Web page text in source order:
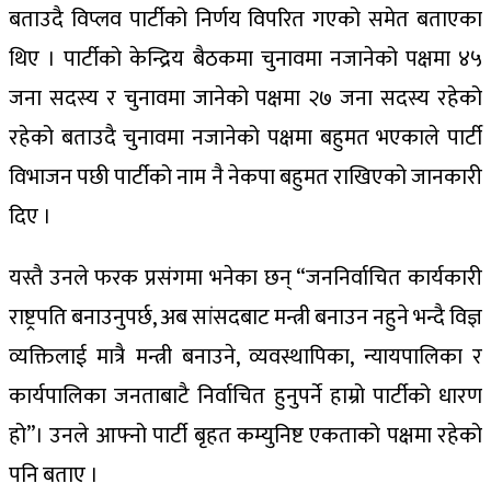
बताउदै विप्लव पार्टीको निर्णय विपरित गएको समेत बताएका
थिए । पार्टीको केन्द्रिय बैठकमा चुनावमा नजानेको पक्षमा ४५
जना सदस्य र चुनावमा जानेको पक्षमा २७ जना सदस्य रहेको
रहेको बताउदै चुनावमा नजानेको पक्षमा बहुमत भएकाले पार्टी
विभाजन पछी पार्टीको नाम नै नेकपा बहुमत राखिएको जानकारी
दिए ।
यस्तै उनले फरक प्रसंगमा भनेका छन् “जननिर्वाचित कार्यकारी
राष्ट्रपति बनाउनुपर्छ, अब सांसदबाट मन्त्री बनाउन नहुने भन्दै विज्ञ
व्यक्तिलाई मात्रै मन्त्री बनाउने, व्यवस्थापिका, न्यायपालिका र
कार्यपालिका जनताबाटै निर्वाचित हुनुपर्ने हाम्रो पार्टीको धारण
हो”। उनले आफ्नो पार्टी बृहत कम्युनिष्ट एकताको पक्षमा रहेको
पनि बताए ।